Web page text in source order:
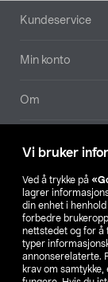
Vi bruker
Ved å trykke på
lagrer
din enhet i
forbedre
nettstedet og for å
typer
annonserelaterte.
krav om
Bunntekst
Kundeservice
Min konto
Om
Våre selskaper